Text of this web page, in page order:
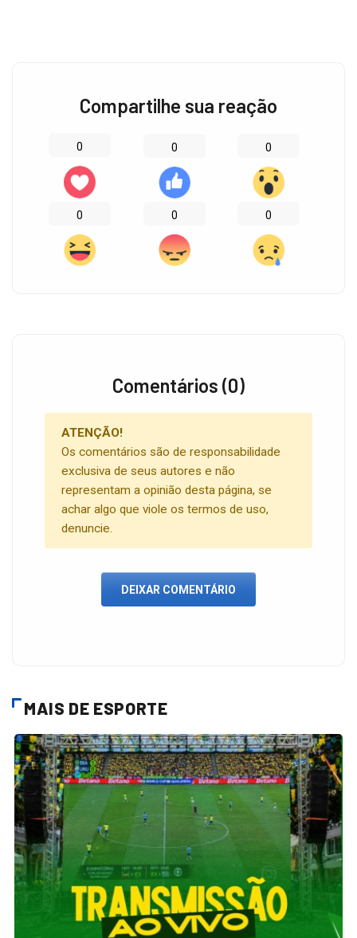
Compartilhe sua reação
0 0 0
0 0 0
Comentários (0)
ATENÇÃO!
Os comentários são de responsabilidade
exclusiva de seus autores e não
representam a opinião desta página, se
achar algo que viole os termos de uso,
denuncie.
DEIXAR COMENTÁRIO
MAIS DE ESPORTE